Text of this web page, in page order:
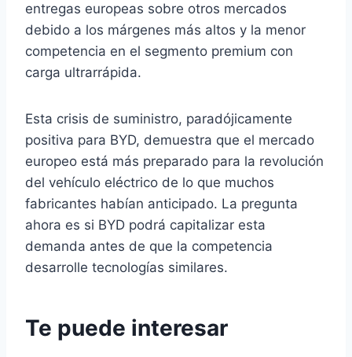
entregas europeas sobre otros mercados
debido a los márgenes más altos y la menor
competencia en el segmento premium con
carga ultrarrápida.
Esta crisis de suministro, paradójicamente
positiva para BYD, demuestra que el mercado
europeo está más preparado para la revolución
del vehículo eléctrico de lo que muchos
fabricantes habían anticipado. La pregunta
ahora es si BYD podrá capitalizar esta
demanda antes de que la competencia
desarrolle tecnologías similares.
Te puede interesar